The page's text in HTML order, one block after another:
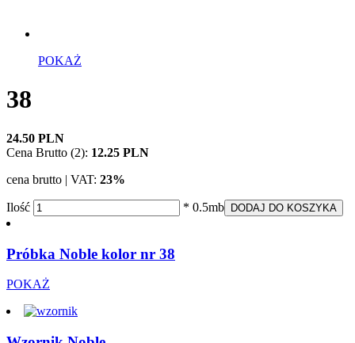
POKAŻ
38
24.50 PLN
Cena Brutto (2): 12.25 PLN
cena brutto | VAT: 23%
Ilość * 0.5mb DODAJ DO KOSZYKA
Próbka Noble kolor nr 38
POKAŻ